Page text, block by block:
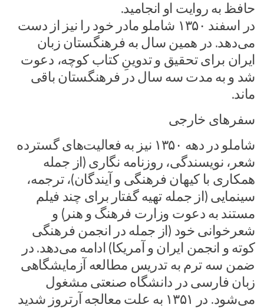
حافظ به روایت او انجامید.
در اسفند ۱۳۵۰ شاملو مادر خود را نیز از دست
می‌دهد. در همین سال به فرهنگستان زبان
ایران برای تحقیق و تدوینِ کتاب کوچه، دعوت
شد و به مدت سه سال در فرهنگستان باقی
ماند.
سفرهای خارجی
شاملو در دهه ۱۳۵۰ نیز به فعالیت‌های گسترده
شعر، نویسندگی، روزنامه نگاری (از جمله
همکاری با کیهان فرهنگی و آیندگان)، ترجمه،
سینمایی (از جمله تهیه گفتار برای چند فیلم
مستند به دعوت وزارت فرهنگ و هنر) و
شعرخوانی خود (از جمله در انجمن فرهنگی
کوته و انجمن ایران و آمریکا) ادامه می‌دهد. در
ضمن سه ترم به تدریس مطالعه آزمایشگاهی
زبان فارسی در دانشگاه صنعتی مشغول
می‌شود. در ۱۳۵۱ به علت معالجه آرتروز شدید